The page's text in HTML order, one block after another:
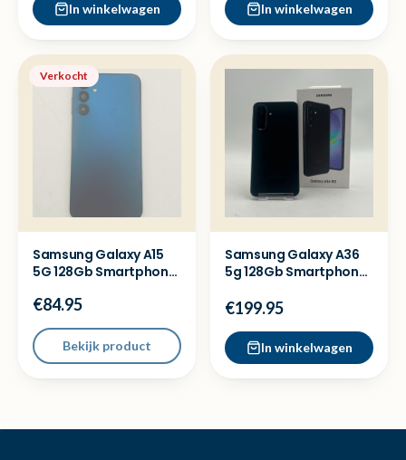
In winkelwagen In winkelwagen
Verkocht
Samsung Galaxy A15
5G 128Gb Smartphone
€84.95
Bekijk product
Samsung Galaxy A36
5g 128Gb Smartphone
€199.95
In winkelwagen